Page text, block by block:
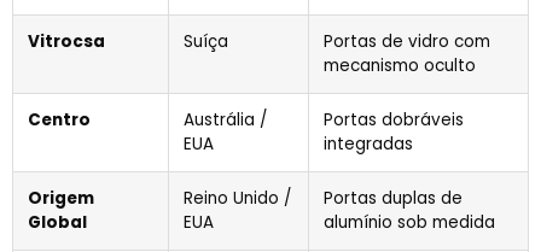
Vitrocsa Suíça
Portas de vidro com
mecanismo oculto
Centro
Austrália /
EUA
Portas dobráveis ​​
integradas
Origem
Global
Reino Unido /
EUA
Portas duplas de
alumínio sob medida